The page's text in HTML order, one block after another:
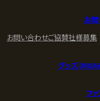
3/9新木場大会 試合後コメン